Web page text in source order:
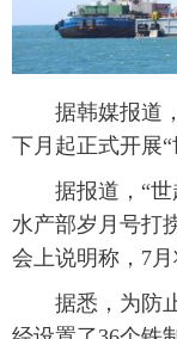
据韩媒报道，
下月起正式开展“
据报道，“世
水产部岁月号打
会上说明称，7月
据悉，为防止